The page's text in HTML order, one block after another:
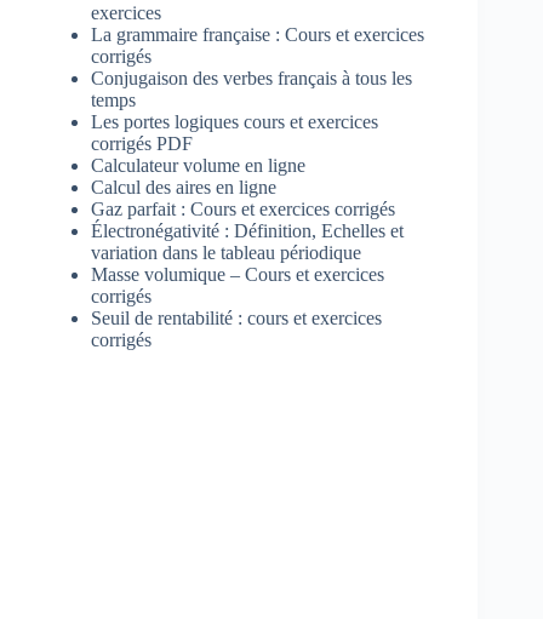
exercices
La grammaire française : Cours et exercices
corrigés
Conjugaison des verbes français à tous les
temps
Les portes logiques cours et exercices
corrigés PDF
Calculateur volume en ligne
Calcul des aires en ligne
Gaz parfait : Cours et exercices corrigés
Électronégativité : Définition, Echelles et
variation dans le tableau périodique
Masse volumique – Cours et exercices
corrigés
Seuil de rentabilité : cours et exercices
corrigés